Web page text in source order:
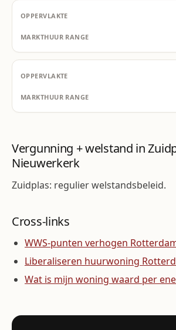
Vergunning + welstand in
Nieuwerkerk
Zuidplas: regulier welstandsbeleid.
Cross-links
WWS-punten verhogen
Liberaliseren huurwoning
Wat is mijn woning waard per